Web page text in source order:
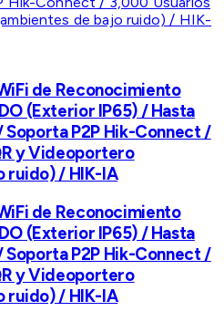
de Reconocimiento
(Exterior IP65) / Hasta
Soporta P2P Hik-Connect /
y Videoportero
ruido) / HIK-IA
de Reconocimiento
(Exterior IP65) / Hasta
Soporta P2P Hik-Connect /
y Videoportero
ruido) / HIK-IA